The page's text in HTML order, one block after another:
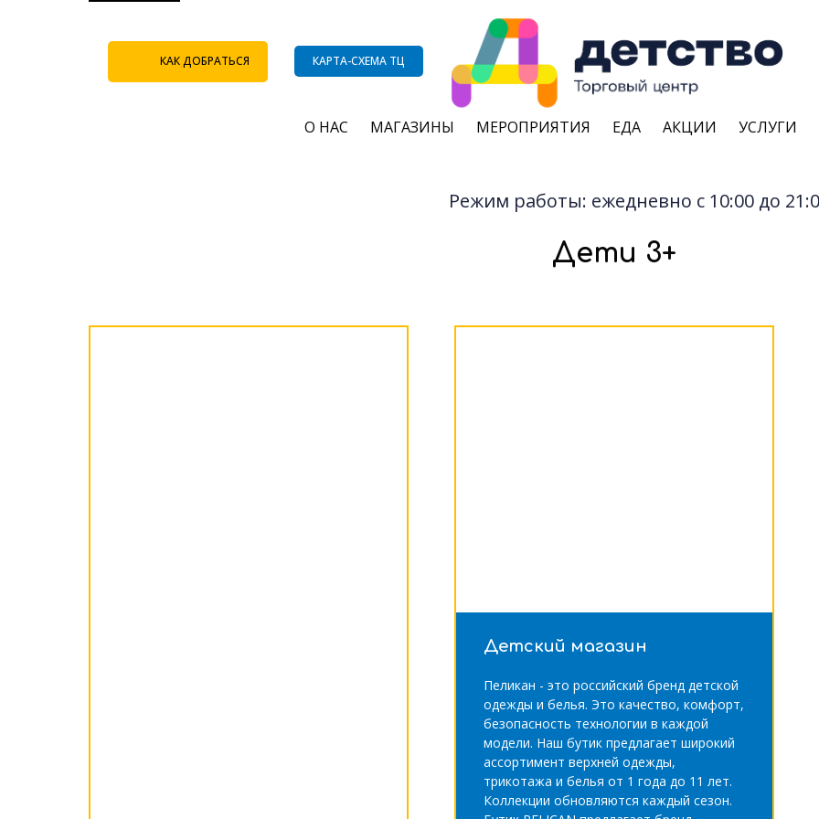
КАК ДОБРАТЬСЯ КАРТА-СХЕМА ТЦ
О НАС МАГАЗИНЫ МЕРОПРИЯТИЯ ЕДА АКЦИИ УСЛУГИ
Режим работы: ежедневно с 10:00 до
Дети 3+
Детский магазин
Пеликан - это российский бренд детской
одежды и белья. Это качество, комфорт,
безопасность технологии в каждой
модели. Наш бутик предлагает широкий
ассортимент верхней одежды,
трикотажа и белья от 1 года до 11 лет.
Коллекции обновляются каждый сезон.